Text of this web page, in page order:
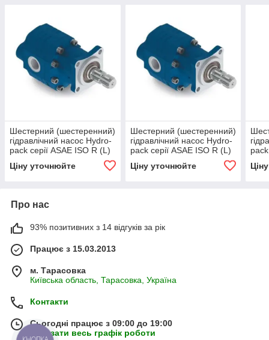
Шестерний (шестеренний)
гідравлічний насос Hydro-
pack серії ASAE ISO R (L)
Ціну уточнюйте
Шестерний (шестеренний)
гідравлічний насос Hydro-
pack серії ASAE ISO R (L)
Ціну уточнюйте
Про нас
93% позитивних з 14 відгуків за рік
Працює з 15.03.2013
м. Тарасовка
Київська область, Тарасовка, Україна
Контакти
Сьогодні працює з 09:00 до 19:00
Показати весь графік роботи